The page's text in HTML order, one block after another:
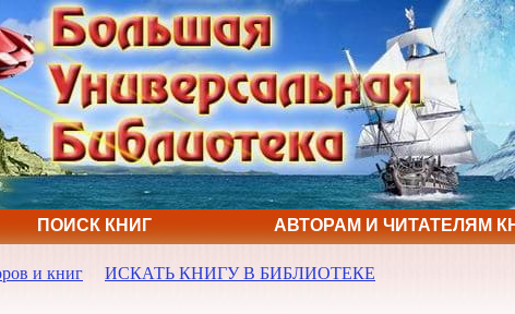
ПОИСК КНИГ АВТОРАМ И ЧИТАТЕЛЯМ
и книг ИСКАТЬ КНИГУ В БИБЛИОТЕКЕ